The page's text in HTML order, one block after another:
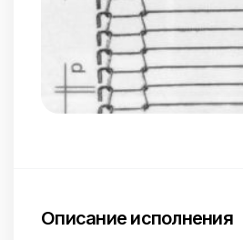
Описание исполнения